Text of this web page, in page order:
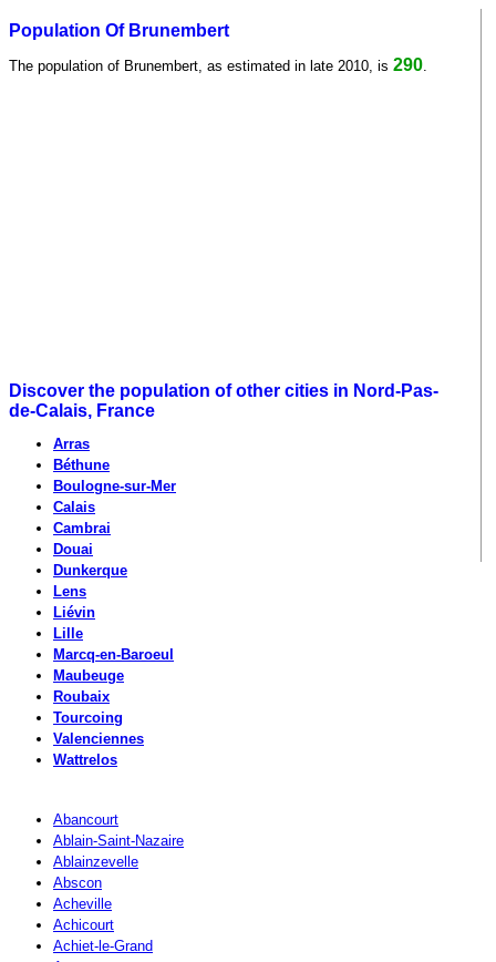
Population Of Brunembert
The population of Brunembert, as estimated in late 2010, is 290
Discover the population of other cities in Nord-Pas-
de-Calais, France
Arras
Béthune
Boulogne-sur-Mer
Calais
Cambrai
Douai
Dunkerque
Lens
Liévin
Lille
Marcq-en-Baroeul
Maubeuge
Roubaix
Tourcoing
Valenciennes
Wattrelos
Abancourt
Ablain-Saint-Nazaire
Ablainzevelle
Abscon
Acheville
Achicourt
Achiet-le-Grand